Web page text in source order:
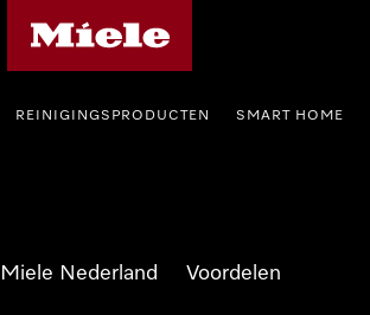
REINIGINGSPRODUCTEN SMART HOME
Miele Nederland Voordelen